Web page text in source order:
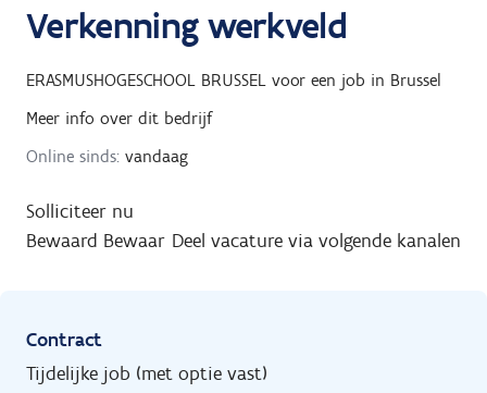
Verkenning werkveld
ERASMUSHOGESCHOOL BRUSSEL voor een job in Brussel
Meer info over dit bedrijf
Online sinds: vandaag
Solliciteer nu
Bewaard Bewaar Deel vacature via volgende kanalen
Contract
Tijdelijke job (met optie vast)